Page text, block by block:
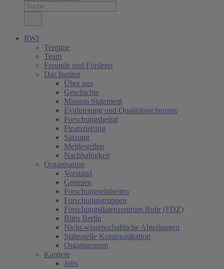
RWI
Termine
Team
Freunde und Förderer
Das Institut
Über uns
Geschichte
Mission Statement
Evaluierung und Qualitätssicherung
Forschungsbeirat
Finanzierung
Satzung
Meldestellen
Nachhaltigkeit
Organisation
Vorstand
Gremien
Forschungseinheiten
Forschungsgruppen
Forschungsdatenzentrum Ruhr (FDZ)
Büro Berlin
Nicht-wissenschaftliche Abteilungen
Stabsstelle Kommunikation
Organigramm
Karriere
Jobs